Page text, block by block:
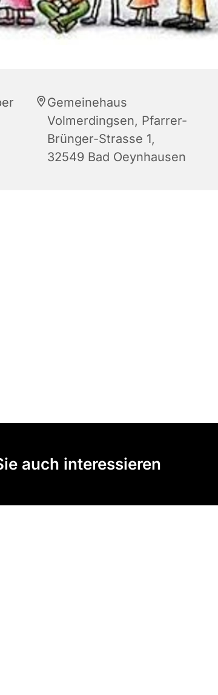
Gemeinehaus
Volmerdingsen, Pfarrer-
Brünger-Strasse 1,
32549 Bad Oeynhausen
auch interessieren